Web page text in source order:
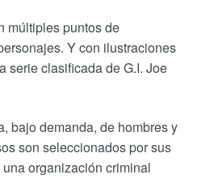
múltiples puntos de
Y con ilustraciones
serie clasificada de G.I. Joe
bajo demanda, de hombres y
son seleccionados por sus
organización criminal